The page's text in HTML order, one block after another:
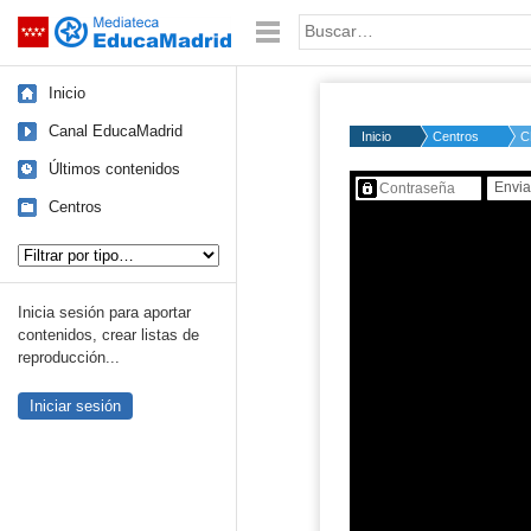
Saltar navegación Palabra o frase:
Inicio
Canal EducaMadrid
Últimos contenidos
Centros
Inicia sesión para aportar
contenidos, crear listas de
reproducción...
Iniciar sesión
Inicio Centros
Contenido protegido…